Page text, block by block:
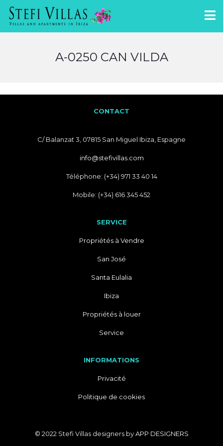
A-0250 CAN VILDA
CONTACT
C/ Balanzat 3, 07815 San Miguel Ibiza, Espagne
info@stefivillas.com
Téléphone: (+34) 971 33 40 14
Mobile: (+34) 616 345 452
SERVICE
Propriétés à Vendre
San José
Santa Eulalia
Ibiza
Propriétés à louer
Service
INFORMATIONS
Privacité
Politique de cookies
© 2022 Stefi Villas designers byAPP DESIGNERS